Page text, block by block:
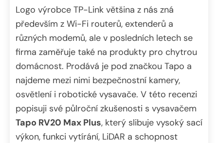
Logo výrobce TP-Link většina z nás zná
především z Wi-Fi routerů, extenderů a
různých modemů, ale v posledních letech se
firma zaměřuje také na produkty pro chytrou
domácnost. Prodává je pod značkou Tapo a
najdeme mezi nimi bezpečnostní kamery,
osvětlení i robotické vysavače. V této recenzi
popisuji své půlroční zkušenosti s vysavačem
Tapo RV20 Max Plus, který slibuje vysoký sací
výkon, funkci vytírání, LiDAR a schopnost